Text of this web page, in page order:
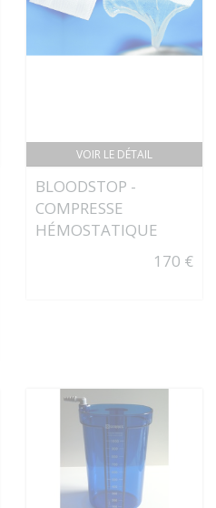
VOIR LE DÉTAIL
BLOODSTOP -
COMPRESSE
HÉMOSTATIQUE
170 €